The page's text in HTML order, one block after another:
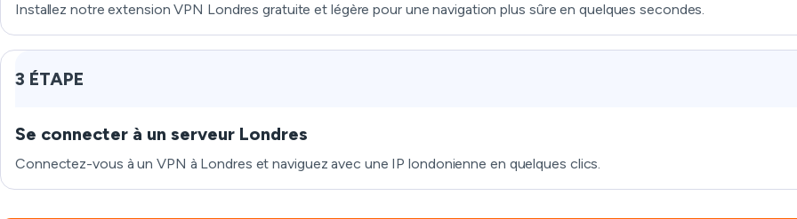
Installez notre extension VPN Londres gratuite et légère pour une navigation plus sûre en quelques secondes.
3 ÉTAPE
Se connecter à un serveur Londres
Connectez-vous à un VPN à Londres et naviguez avec une IP londonienne en quelques clics.